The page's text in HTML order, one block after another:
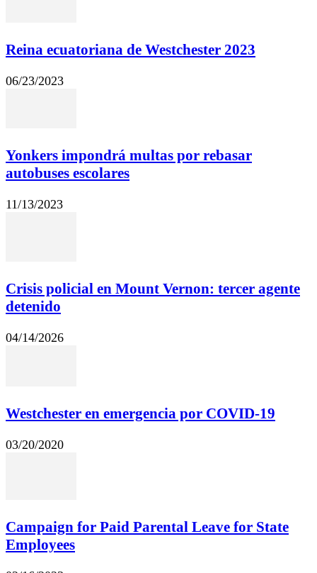
Reina ecuatoriana de Westchester 2023
06/23/2023
Yonkers impondrá multas por rebasar
autobuses escolares
11/13/2023
Crisis policial en Mount Vernon: tercer agente
detenido
04/14/2026
Westchester en emergencia por COVID-19
03/20/2020
Campaign for Paid Parental Leave for State
Employees